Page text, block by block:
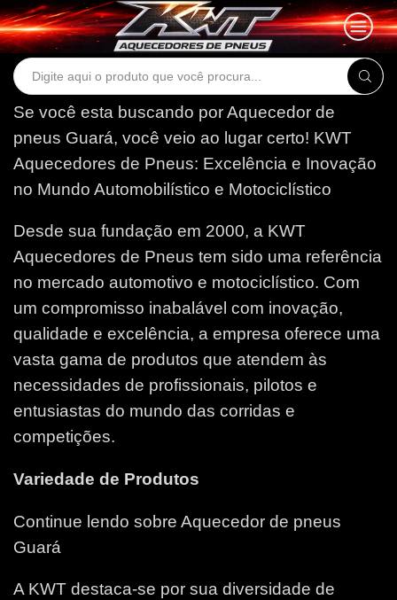
Search
Se você esta buscando por Aquecedor de
pneus Guará, você veio ao lugar certo! KWT
Aquecedores de Pneus: Excelência e Inovação
no Mundo Automobilístico e Motociclístico
Desde sua fundação em 2000, a KWT
Aquecedores de Pneus tem sido uma referência
no mercado automotivo e motociclístico. Com
um compromisso inabalável com inovação,
qualidade e excelência, a empresa oferece uma
vasta gama de produtos que atendem às
necessidades de profissionais, pilotos e
entusiastas do mundo das corridas e
competições.
Variedade de Produtos
Continue lendo sobre Aquecedor de pneus
Guará
A KWT destaca-se por sua diversidade de